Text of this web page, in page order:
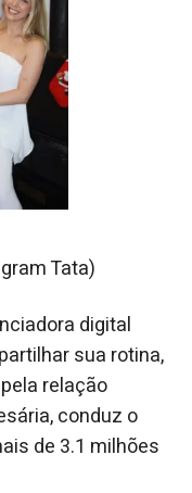
Tata)
digital
sua rotina,
relação
conduz o
de 3.1 milhões